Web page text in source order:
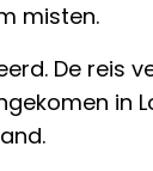
misten.
De reis
in